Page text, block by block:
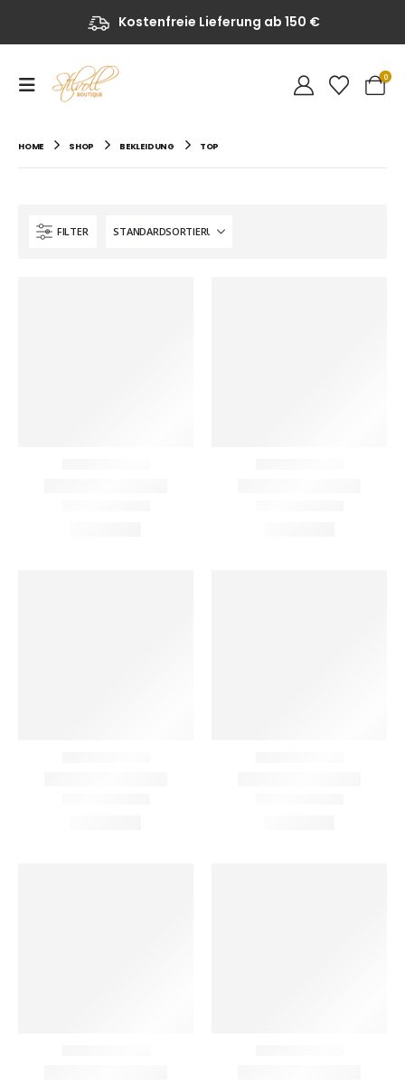
Kostenfreie Lieferung ab 150 €
0
HOME SHOP BEKLEIDUNG TOP
FILTER